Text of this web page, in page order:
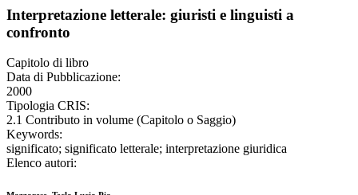
Interpretazione letterale: giuristi e linguisti a
confronto
Capitolo di libro
Data di Pubblicazione:
2000
Tipologia CRIS:
2.1 Contributo in volume (Capitolo o Saggio)
Keywords:
significato; significato letterale; interpretazione giuridica
Elenco autori: